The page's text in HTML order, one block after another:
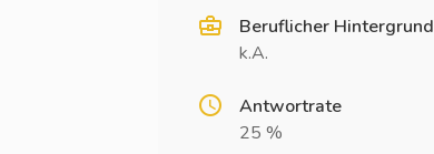
Beruflicher Hintergrund
k.A.
Antwortrate
25 %